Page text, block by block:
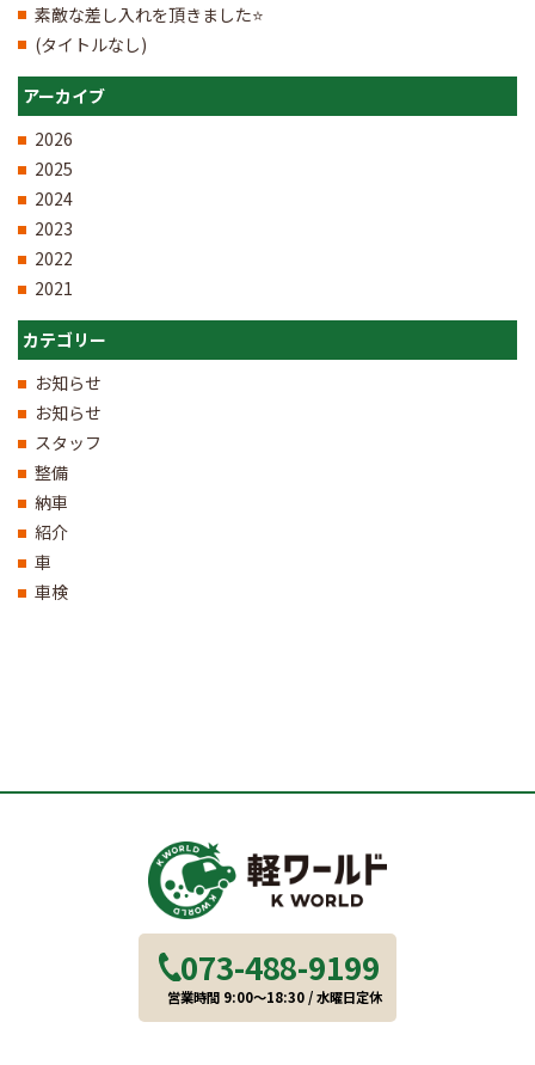
素敵な差し入れを頂きました⭐
(タイトルなし)
アーカイブ
2026
2025
2024
2023
2022
2021
カテゴリー
お知らせ
お知らせ
スタッフ
整備
納車
紹介
車
車検
073-488-9199
営業時間 9:00～18:30 / 水曜日定休